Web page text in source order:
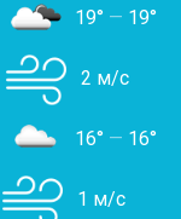
19° — 19°
2 м/с
16° — 16°
1 м/с